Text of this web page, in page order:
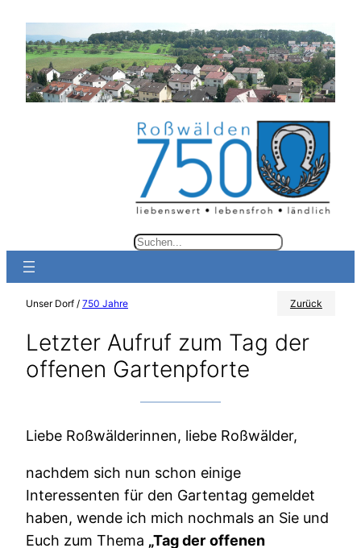
Inhalt
springen
S
c
e
n
Unser Dorf / 750 Jahre Zurück
Letzter Aufruf zum Tag der
offenen Gartenpforte
Liebe Roßwälderinnen, liebe Roßwälder,
nachdem sich nun schon einige
Interessenten für den Gartentag gemeldet
haben, wende ich mich nochmals an Sie und
Euch zum Thema „Tag der offenen